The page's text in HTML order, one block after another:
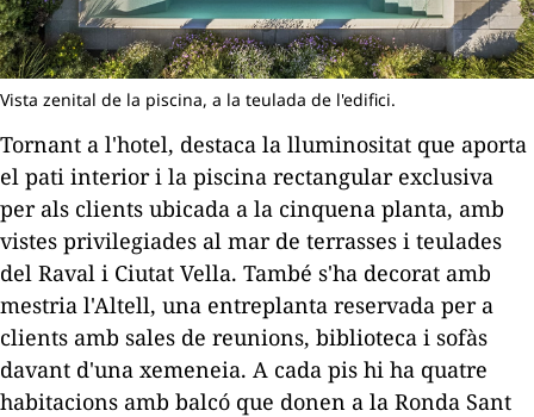
Vista zenital de la piscina, a la teulada de l'edifici.
Tornant a l'hotel, destaca la lluminositat que aporta
el pati interior i la piscina rectangular exclusiva
per als clients ubicada a la cinquena planta, amb
vistes privilegiades al mar de terrasses i teulades
del Raval i Ciutat Vella. També s'ha decorat amb
mestria l'Altell, una entreplanta reservada per a
clients amb sales de reunions, biblioteca i sofàs
davant d'una xemeneia. A cada pis hi ha quatre
habitacions amb balcó que donen a la Ronda Sant